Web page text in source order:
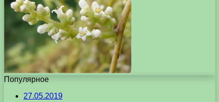
Популярное
27.05.2019